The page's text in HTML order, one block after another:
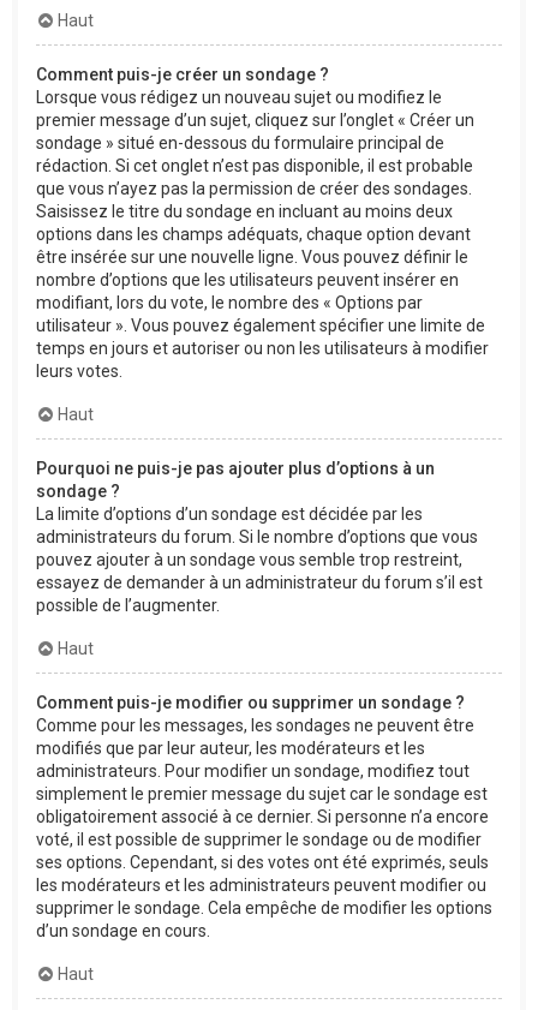
Haut
Comment puis-je créer un sondage ?
Lorsque vous rédigez un nouveau sujet ou modifiez le
premier message d’un sujet, cliquez sur l’onglet « Créer un
sondage » situé en-dessous du formulaire principal de
rédaction. Si cet onglet n’est pas disponible, il est probable
que vous n’ayez pas la permission de créer des sondages.
Saisissez le titre du sondage en incluant au moins deux
options dans les champs adéquats, chaque option devant
être insérée sur une nouvelle ligne. Vous pouvez définir le
nombre d’options que les utilisateurs peuvent insérer en
modifiant, lors du vote, le nombre des « Options par
utilisateur ». Vous pouvez également spécifier une limite de
temps en jours et autoriser ou non les utilisateurs à modifier
leurs votes.
Haut
Pourquoi ne puis-je pas ajouter plus d’options à un
sondage ?
La limite d’options d’un sondage est décidée par les
administrateurs du forum. Si le nombre d’options que vous
pouvez ajouter à un sondage vous semble trop restreint,
essayez de demander à un administrateur du forum s’il est
possible de l’augmenter.
Haut
Comment puis-je modifier ou supprimer un sondage ?
Comme pour les messages, les sondages ne peuvent être
modifiés que par leur auteur, les modérateurs et les
administrateurs. Pour modifier un sondage, modifiez tout
simplement le premier message du sujet car le sondage est
obligatoirement associé à ce dernier. Si personne n’a encore
voté, il est possible de supprimer le sondage ou de modifier
ses options. Cependant, si des votes ont été exprimés, seuls
les modérateurs et les administrateurs peuvent modifier ou
supprimer le sondage. Cela empêche de modifier les options
d’un sondage en cours.
Haut